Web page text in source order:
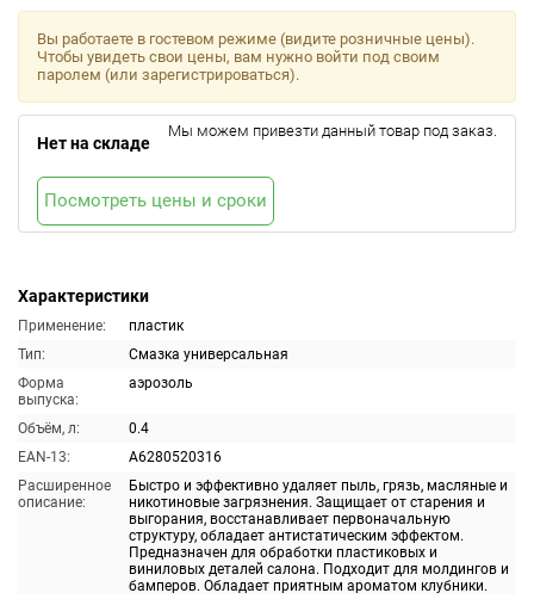
Характеристики
Применение:
пластик
Тип:
Смазка универсальная
Форма
выпуска:
аэрозоль
Объём, л:
0.4
EAN-13:
A6280520316
Расширенное
описание:
Быстро и эффективно удаляет пыль, грязь, масляные и
никотиновые загрязнения. Защищает от старения и
выгорания, восстанавливает первоначальную
структуру, обладает антистатическим эффектом.
Предназначен для обработки пластиковых и
виниловых деталей салона. Подходит для молдингов и
бамперов. Обладает приятным ароматом клубники.
Вы работаете в гостевом режиме (видите розничные цены).
Чтобы увидеть свои цены, вам нужно войти под своим
паролем (или зарегистрироваться).
Нет на складе
Мы можем привезти данный товар под заказ.
Посмотреть цены и сроки